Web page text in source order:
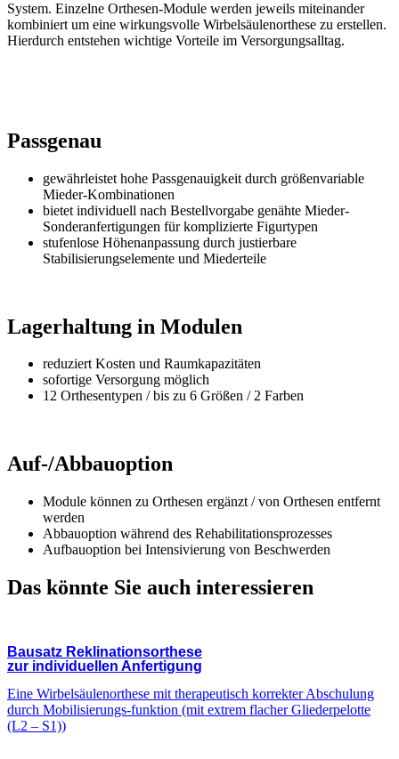
System. Einzelne Orthesen-Module werden jeweils miteinander
kombiniert um eine wirkungsvolle Wirbelsäulenorthese zu erstellen.
Hierdurch entstehen wichtige Vorteile im Versorgungsalltag.
Passgenau
gewährleistet hohe Passgenauigkeit durch größenvariable
Mieder-Kombinationen
bietet individuell nach Bestellvorgabe genähte Mieder-
Sonderanfertigungen für komplizierte Figurtypen
stufenlose Höhenanpassung durch justierbare
Stabilisierungselemente und Miederteile
Lagerhaltung in Modulen
reduziert Kosten und Raumkapazitäten
sofortige Versorgung möglich
12 Orthesentypen / bis zu 6 Größen / 2 Farben
Auf-/Abbauoption
Module können zu Orthesen ergänzt / von Orthesen entfernt
werden
Abbauoption während des Rehabilitationsprozesses
Aufbauoption bei Intensivierung von Beschwerden
Das könnte Sie auch interessieren
Bausatz Reklinationsorthese
zur individuellen Anfertigung
Eine Wirbelsäulenorthese mit therapeutisch korrekter Abschulung
durch Mobilisierungs-funktion (mit extrem flacher Gliederpelotte
(L2 – S1))